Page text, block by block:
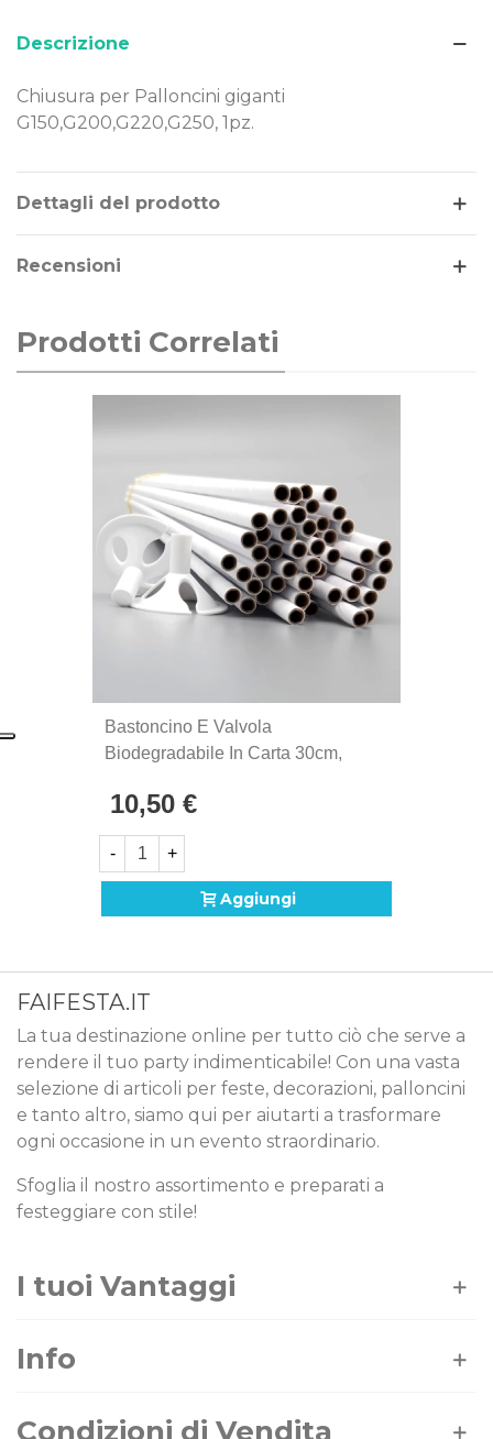
Descrizione
Chiusura per Palloncini giganti
G150,G200,G220,G250, 1pz.
Dettagli del prodotto
Recensioni
Prodotti Correlati
Bastoncino E Valvola
Biodegradabile In Carta 30cm,
10,50 €
- +
Aggiungi
FAIFESTA.IT
La tua destinazione online per tutto ciò che serve a
rendere il tuo party indimenticabile! Con una vasta
selezione di articoli per feste, decorazioni, palloncini
e tanto altro, siamo qui per aiutarti a trasformare
ogni occasione in un evento straordinario.
Sfoglia il nostro assortimento e preparati a
festeggiare con stile!
I tuoi Vantaggi
Info
Condizioni di Vendita